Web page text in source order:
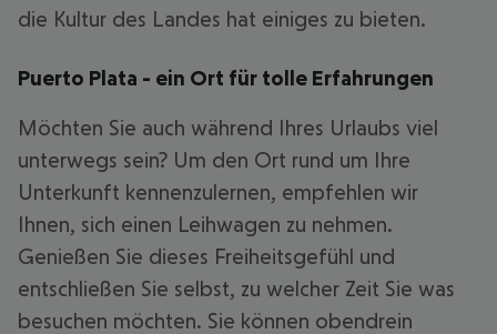
die Kultur des Landes hat einiges zu bieten.
Puerto Plata - ein Ort für tolle Erfahrungen
Möchten Sie auch während Ihres Urlaubs viel
unterwegs sein? Um den Ort rund um Ihre
Unterkunft kennenzulernen, empfehlen wir
Ihnen, sich einen Leihwagen zu nehmen.
Genießen Sie dieses Freiheitsgefühl und
entschließen Sie selbst, zu welcher Zeit Sie was
besuchen möchten. Sie können obendrein